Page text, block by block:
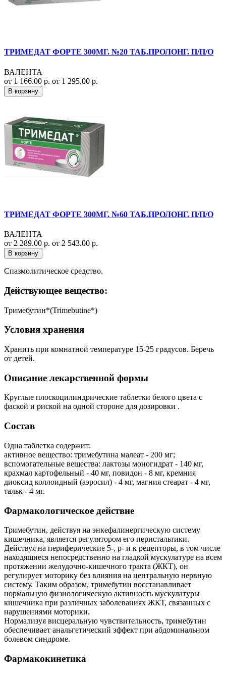
ТРИМЕДАТ ФОРТЕ 300МГ. №20 ТАБ.ПРОЛОНГ. П/П/О
ВАЛЕНТА
от 1 166.00 р. от 1 295.00 р.
В корзину
ТРИМЕДАТ ФОРТЕ 300МГ. №60 ТАБ.ПРОЛОНГ. П/П/О
ВАЛЕНТА
от 2 289.00 р. от 2 543.00 р.
В корзину
Спазмолитическое средство.
Действующее вещество:
Тримебутин*(Trimebutine*)
Условия хранения
Хранить при комнатной температуре 15-25 градусов. Беречь
от детей.
Описание лекарственной формы
Круглые плоскоцилиндрические таблетки белого цвета с
фаской и риской на одной стороне для дозировки .
Состав
Одна таблетка содержит:
активное вещество: тримебутина малеат - 200 мг;
вспомогательные вещества: лактозы моногидрат - 140 мг,
крахмал картофельный - 40 мг, повидон - 8 мг, кремния
диоксид коллоидный (аэросил) - 4 мг, магния стеарат - 4 мг,
тальк - 4 мг.
Фармакологическое действие
Тримебутин, действуя на энкефалинергическую систему
кишечника, является регулятором его перистальтики.
Действуя на периферические 5-, р- и к рецепторы, в том числе
находящиеся непосредственно на гладкой мускулатуре на всем
протяжении желудочно-кишечного тракта (ЖКТ), он
регулирует моторику без влияния на центральную нервную
систему. Таким образом, тримебутин восстанавливает
нормальную физиологическую активность мускулатуры
кишечника при различных заболеваниях ЖКТ, связанных с
нарушениями моторики.
Нормализуя висцеральную чувствительность, тримебутин
обеспечивает анальгетический эффект при абдоминальном
болевом синдроме.
Фармакокинетика